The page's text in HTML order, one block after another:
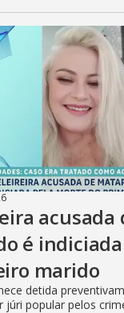
acusada
é
marido
detida
júri popular pelos